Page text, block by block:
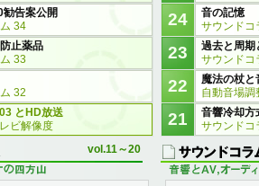
告案公開
34
止薬品
33
32
とHD放送
ビ解像度
24
音の記憶
サウンドコ
23
過去と周期
サウンドコ
22
魔法の杖と
自動音場調
21
音響冷却方
サウンドコ
vol.11～20